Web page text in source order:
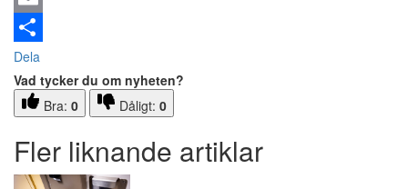
Email
Dela
Vad tycker du om nyheten?
Bra: 0 Dåligt: 0
Fler liknande artiklar